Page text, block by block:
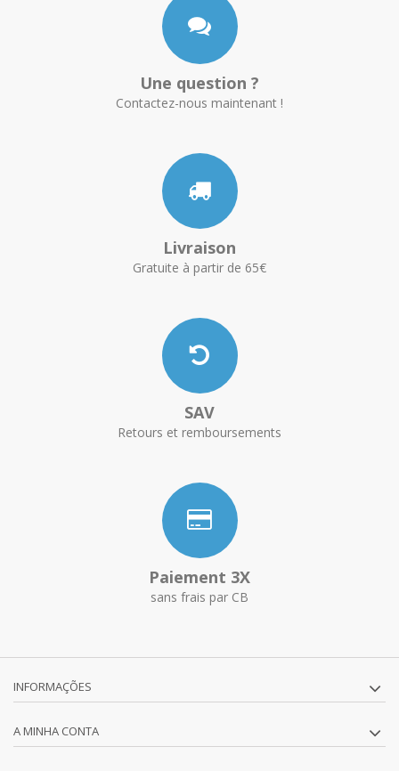
Une question ?
Contactez-nous maintenant !
Livraison
Gratuite à partir de 65€
SAV
Retours et remboursements
Paiement 3X
sans frais par CB
INFORMAÇÕES
A MINHA CONTA